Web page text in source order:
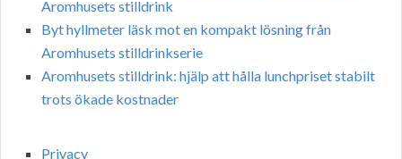
Aromhusets stilldrink
Byt hyllmeter läsk mot en kompakt lösning från
Aromhusets stilldrinkserie
Aromhusets stilldrink: hjälp att hålla lunchpriset stabilt
trots ökade kostnader
Privacy